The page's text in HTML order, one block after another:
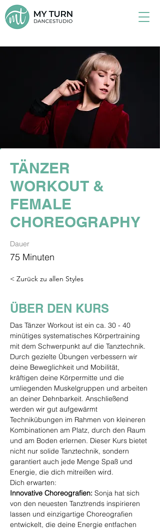
TÄNZER
WORKOUT &
FEMALE
CHOREOGRAPHY
Dauer
75 Minuten
< Zurück zu allen Styles
ÜBER DEN KURS
Das Tänzer Workout ist ein ca. 30 - 40
minütiges systematisches Körpertraining
mit dem Schwerpunkt auf die Tanztechnik.
Durch gezielte Übungen verbessern wir
deine Beweglichkeit und Mobilität,
kräftigen deine Körpermitte und die
umliegenden Muskelgruppen und arbeiten
an deiner Dehnbarkeit. Anschließend
werden wir gut aufgewärmt
Technikübungen im Rahmen von kleineren
Kombinationen am Platz, durch den Raum
und am Boden erlernen. Dieser Kurs bietet
nicht nur solide Tanztechnik, sondern
garantiert auch jede Menge Spaß und
Energie, die dich mitreißen wird.
Dich erwarten:
Innovative Choreografien: Sonja hat sich
von den neuesten Tanztrends inspirieren
lassen und einzigartige Choreografien
entwickelt, die deine Energie entfachen